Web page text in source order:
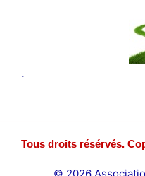
.
Tous droits résérvés.